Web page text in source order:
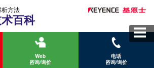
方法
百科
Web
咨询/询价
电话
咨询/询价